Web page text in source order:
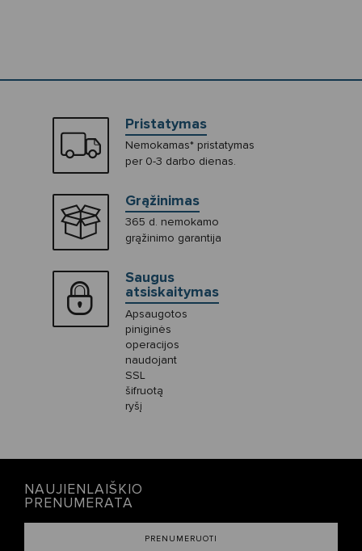
Pristatymas
Nemokamas* pristatymas
per 0-3 darbo dienas.
Grąžinimas
365 d. nemokamo
grąžinimo garantija
Saugus
atsiskaitymas
Apsaugotos
piniginės
operacijos
naudojant
SSL
šifruotą
ryšį
NAUJIENLAIŠKIO
PRENUMERATA
PRENUMERUOTI